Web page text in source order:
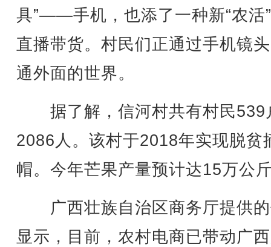
具”——手机，也添了一种新“农
直播带货。村民们正通过手机镜
通外面的世界。
据了解，信河村共有村民539
2086人。该村于2018年实现脱贫
帽。今年芒果产量预计达15万公
广西壮族自治区商务厅提供
显示，目前，农村电商已带动广